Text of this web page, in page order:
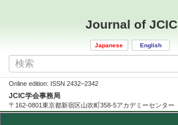
Journal of JCIC
Japanese English
Online edition: ISSN 2432–2342
JCIC学会事務局
〒162-0801東京都新宿区山吹町358-5アカデミーセンター